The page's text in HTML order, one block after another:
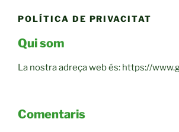
POLÍTICA DE PRIVACITAT
Qui som
La nostra adreça web és: https://
Comentaris